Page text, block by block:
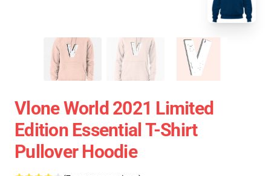
Vlone World 2021 Limited
Edition Essential T-Shirt
Pullover Hoodie